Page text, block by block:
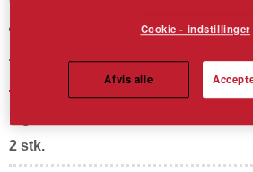
Julekrans
Tip! Brug anden tørret frugt i stedet for
2 stk.
Cookie - indstillinger
Afvis alle